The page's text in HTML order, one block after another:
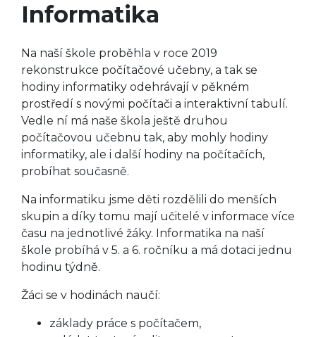
Informatika
Na naší škole proběhla v roce 2019
rekonstrukce počítačové učebny, a tak se
hodiny informatiky odehrávají v pěkném
prostředí s novými počítači a interaktivní tabulí.
Vedle ní má naše škola ještě druhou
počítačovou učebnu tak, aby mohly hodiny
informatiky, ale i další hodiny na počítačích,
probíhat současně.
Na informatiku jsme děti rozdělili do menších
skupin a díky tomu mají učitelé v informace více
času na jednotlivé žáky. Informatika na naší
škole probíhá v 5. a 6. ročníku a má dotaci jednu
hodinu týdně.
Žáci se v hodinách naučí:
základy práce s počítačem,